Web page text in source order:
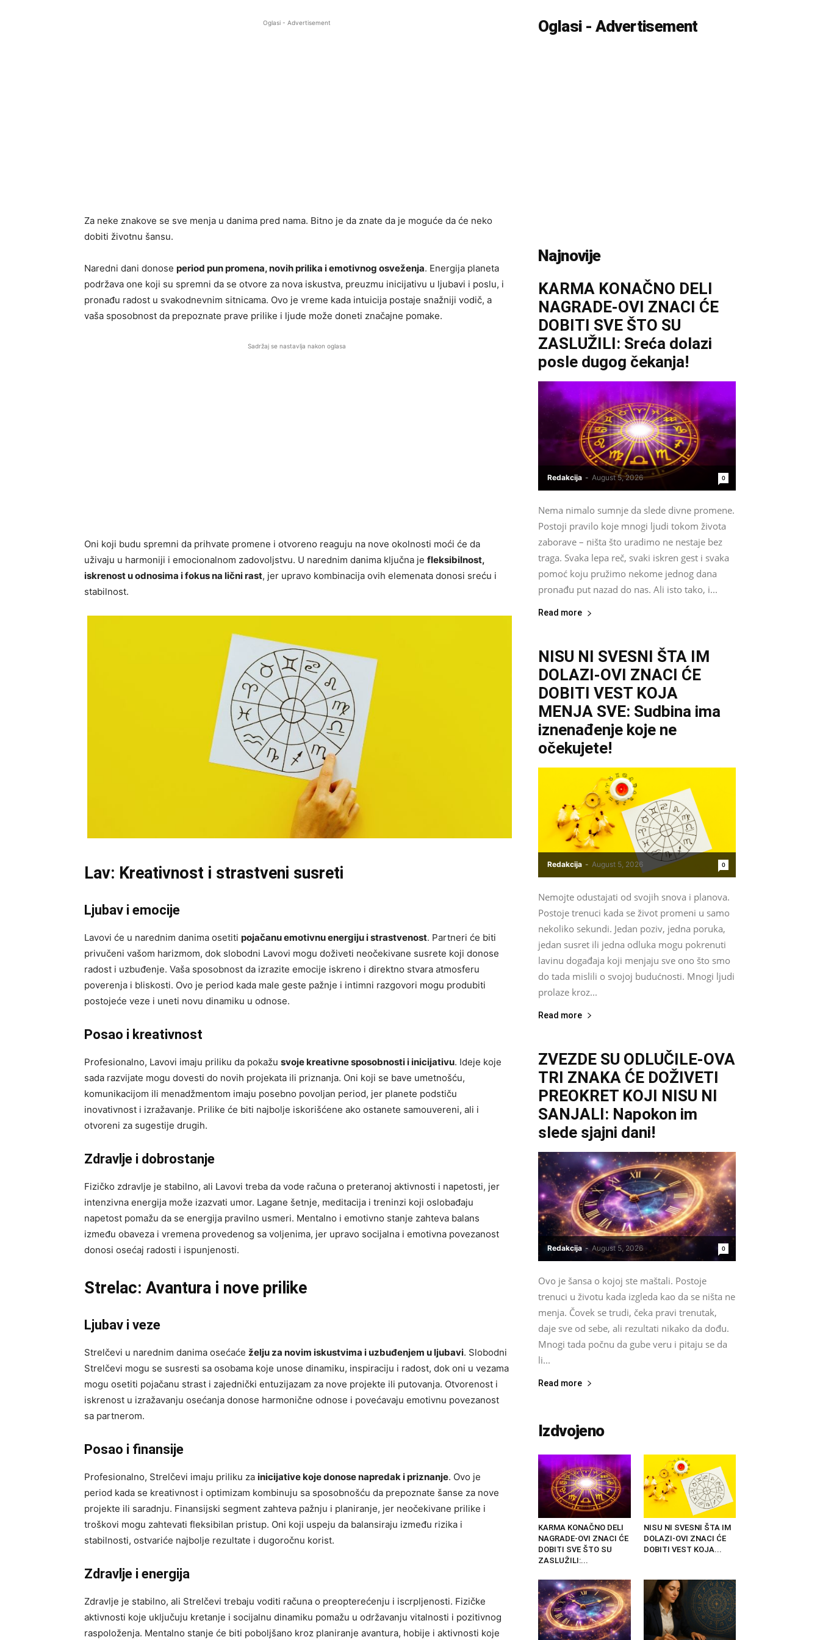
Oglasi - Advertisement
Za neke znakove se sve menja u danima pred nama. Bitno je da znate da je moguće da će neko
dobiti životnu šansu.
Naredni dani donose period pun promena, novih prilika i emotivnog osveženja. Energija planeta
podržava one koji su spremni da se otvore za nova iskustva, preuzmu inicijativu u ljubavi i poslu, i
pronađu radost u svakodnevnim sitnicama. Ovo je vreme kada intuicija postaje snažniji vodič, a
vaša sposobnost da prepoznate prave prilike i ljude može doneti značajne pomake.
Sadržaj se nastavlja nakon oglasa
Oni koji budu spremni da prihvate promene i otvoreno reaguju na nove okolnosti moći će da
uživaju u harmoniji i emocionalnom zadovoljstvu. U narednim danima ključna je fleksibilnost,
iskrenost u odnosima i fokus na lični rast, jer upravo kombinacija ovih elemenata donosi sreću i
stabilnost.
Lav: Kreativnost i strastveni susreti
Ljubav i emocije
Lavovi će u narednim danima osetiti pojačanu emotivnu energiju i strastvenost. Partneri će biti
privučeni vašom harizmom, dok slobodni Lavovi mogu doživeti neočekivane susrete koji donose
radost i uzbuđenje. Vaša sposobnost da izrazite emocije iskreno i direktno stvara atmosferu
poverenja i bliskosti. Ovo je period kada male geste pažnje i intimni razgovori mogu produbiti
postojeće veze i uneti novu dinamiku u odnose.
Posao i kreativnost
Profesionalno, Lavovi imaju priliku da pokažu svoje kreativne sposobnosti i inicijativu. Ideje koje
sada razvijate mogu dovesti do novih projekata ili priznanja. Oni koji se bave umetnošću,
komunikacijom ili menadžmentom imaju posebno povoljan period, jer planete podstiču
inovativnost i izražavanje. Prilike će biti najbolje iskorišćene ako ostanete samouvereni, ali i
otvoreni za sugestije drugih.
Zdravlje i dobrostanje
Fizičko zdravlje je stabilno, ali Lavovi treba da vode računa o preteranoj aktivnosti i napetosti, jer
intenzivna energija može izazvati umor. Lagane šetnje, meditacija i treninzi koji oslobađaju
napetost pomažu da se energija pravilno usmeri. Mentalno i emotivno stanje zahteva balans
između obaveza i vremena provedenog sa voljenima, jer upravo socijalna i emotivna povezanost
donosi osećaj radosti i ispunjenosti.
Strelac: Avantura i nove prilike
Ljubav i veze
Strelčevi u narednim danima osećaće želju za novim iskustvima i uzbuđenjem u ljubavi. Slobodni
Strelčevi mogu se susresti sa osobama koje unose dinamiku, inspiraciju i radost, dok oni u vezama
mogu osetiti pojačanu strast i zajednički entuzijazam za nove projekte ili putovanja. Otvorenost i
iskrenost u izražavanju osećanja donose harmonične odnose i povećavaju emotivnu povezanost
sa partnerom.
Posao i finansije
Profesionalno, Strelčevi imaju priliku za inicijative koje donose napredak i priznanje. Ovo je
period kada se kreativnost i optimizam kombinuju sa sposobnošću da prepoznate šanse za nove
projekte ili saradnju. Finansijski segment zahteva pažnju i planiranje, jer neočekivane prilike i
troškovi mogu zahtevati fleksibilan pristup. Oni koji uspeju da balansiraju između rizika i
stabilnosti, ostvariće najbolje rezultate i dugoročnu korist.
Zdravlje i energija
Zdravlje je stabilno, ali Strelčevi trebaju voditi računa o preopterećenju i iscrpljenosti. Fizičke
aktivnosti koje uključuju kretanje i socijalnu dinamiku pomažu u održavanju vitalnosti i pozitivnog
raspoloženja. Mentalno stanje će biti poboljšano kroz planiranje avantura, hobije i aktivnosti koje
Oglasi - Advertisement
Najnovije
KARMA KONAČNO DELI
NAGRADE-OVI ZNACI ĆE
DOBITI SVE ŠTO SU
ZASLUŽILI: Sreća dolazi
posle dugog čekanja!
Redakcija - August 5, 2026 0
Nema nimalo sumnje da slede divne promene.
Postoji pravilo koje mnogi ljudi tokom života
zaborave – ništa što uradimo ne nestaje bez
traga. Svaka lepa reč, svaki iskren gest i svaka
pomoć koju pružimo nekome jednog dana
pronađu put nazad do nas. Ali isto tako, i...
Read more
NISU NI SVESNI ŠTA IM
DOLAZI-OVI ZNACI ĆE
DOBITI VEST KOJA
MENJA SVE: Sudbina ima
iznenađenje koje ne
očekujete!
Redakcija - August 5, 2026 0
Nemojte odustajati od svojih snova i planova.
Postoje trenuci kada se život promeni u samo
nekoliko sekundi. Jedan poziv, jedna poruka,
jedan susret ili jedna odluka mogu pokrenuti
lavinu događaja koji menjaju sve ono što smo
do tada mislili o svojoj budućnosti. Mnogi ljudi
prolaze kroz...
Read more
ZVEZDE SU ODLUČILE-OVA
TRI ZNAKA ĆE DOŽIVETI
PREOKRET KOJI NISU NI
SANJALI: Napokon im
slede sjajni dani!
Redakcija - August 5, 2026 0
Ovo je šansa o kojoj ste maštali. Postoje
trenuci u životu kada izgleda kao da se ništa ne
menja. Čovek se trudi, čeka pravi trenutak,
daje sve od sebe, ali rezultati nikako da dođu.
Mnogi tada počnu da gube veru i pitaju se da
li...
Read more
Izdvojeno
KARMA KONAČNO DELI
NAGRADE-OVI ZNACI ĆE
DOBITI SVE ŠTO SU
ZASLUŽILI:...
NISU NI SVESNI ŠTA IM
DOLAZI-OVI ZNACI ĆE
DOBITI VEST KOJA...